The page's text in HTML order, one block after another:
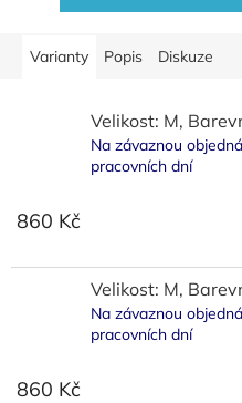
Varianty Popis Diskuze
Velikost: M,
Na závaznou
pracovních dní
860 Kč
Velikost: M,
Na závaznou
pracovních dní
860 Kč